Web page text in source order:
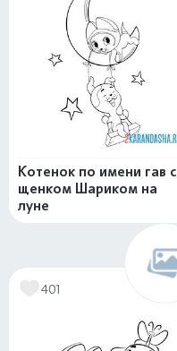
Котенок по имени гав с
щенком Шариком на
луне
401